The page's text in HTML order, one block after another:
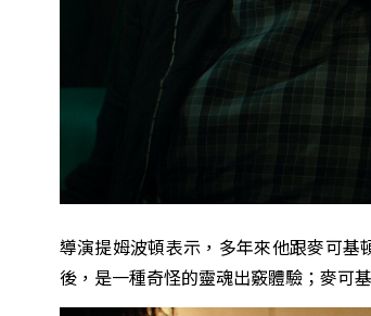
導演提姆波頓表示，多年來他跟麥可
後，是一種奇怪的靈魂出竅體驗；麥可